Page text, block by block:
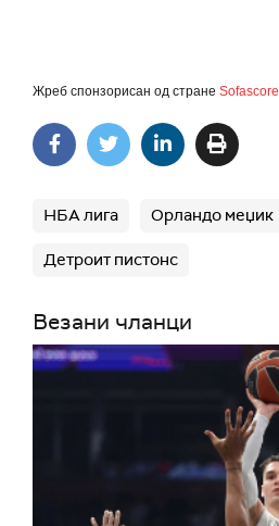
Жреб спонзорисан од стране Sofascore
НБА лига Орландо меџик
Детроит пистонс
Везани чланци